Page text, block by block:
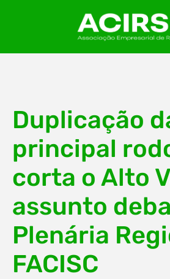
Duplicação
principal
corta o Alto
assunto
Plenária
FACISC